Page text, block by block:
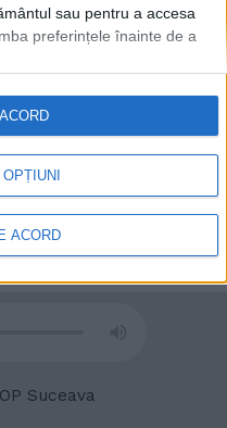
sau pentru a accesa
preferințele înainte de a
revenind la acest site
din partea de jos a
ACORD
Suceava